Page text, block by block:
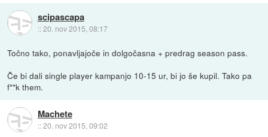
scipascapa
::20. nov 2015, 08:17
Točno tako, ponavljajoče in dolgočasna + predrag season pass.
Če bi dali single player kampanjo 10-15 ur, bi jo še kupil. Tako pa
f**k them.
Machete
::20. nov 2015, 09:02